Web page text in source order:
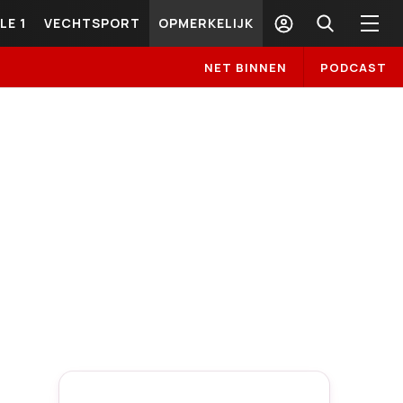
1 VECHTSPORT OPMERKELIJK
NET BINNEN PODCAST